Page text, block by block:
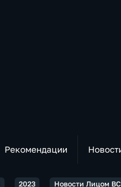
Рекомендации
2023 Новости Лицом